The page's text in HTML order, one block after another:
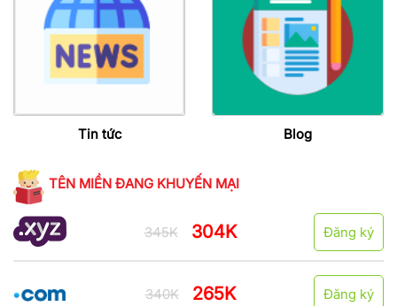
Tin tức Blog
TÊN MIỀN ĐANG KHUYẾN MẠI
345K 304K Đăng ký
340K 265K Đăng ký